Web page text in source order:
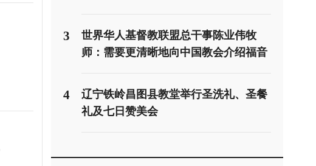
3
世界华人基督教联盟总干事陈业伟牧
师：需要更清晰地向中国教会介绍福音
4
辽宁铁岭昌图县教堂举行圣洗礼、圣餐
礼及七日赞美会